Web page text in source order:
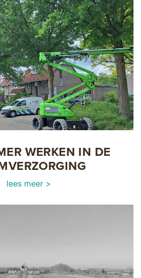
WERKEN IN DE
lees meer >